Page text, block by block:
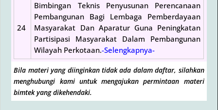
24
Bimbingan Teknis Penyusunan Perencanaan
Pembangunan Bagi Lembaga Pemberdayaan
Masyarakat Dan Aparatur Guna Peningkatan
Partisipasi Masyarakat Dalam Pembangunan
Wilayah Perkotaan.-Selengkapnya-
Bila materi yang diinginkan tidak ada dalam daftar, silahkan
menghubungi kami untuk mengajukan permintaan materi
bimtek yang dikehendaki.